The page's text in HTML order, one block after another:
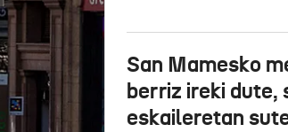
San Mamesko
berriz ireki dute,
eskaileretan